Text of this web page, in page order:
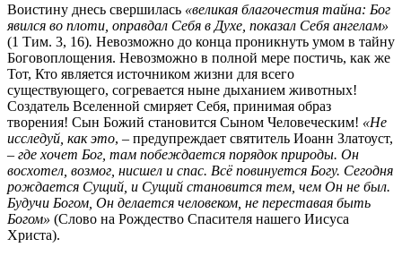
Воистину днесь свершилась «великая благочестия тайна: Бог
явился во плоти, оправдал Себя в Духе, показал Себя ангелам»
(1 Тим. 3, 16). Невозможно до конца проникнуть умом в тайну
Боговоплощения. Невозможно в полной мере постичь, как же
Тот, Кто является источником жизни для всего
существующего, согревается ныне дыханием животных!
Создатель Вселенной смиряет Себя, принимая образ
творения! Сын Божий становится Сыном Человеческим! «Не
исследуй, как это, – предупреждает святитель Иоанн Златоуст,
– где хочет Бог, там побеждается порядок природы. Он
восхотел, возмог, нисшел и спас. Всё повинуется Богу. Сегодня
рождается Сущий, и Сущий становится тем, чем Он не был.
Будучи Богом, Он делается человеком, не переставая быть
Богом» (Слово на Рождество Спасителя нашего Иисуса
Христа).